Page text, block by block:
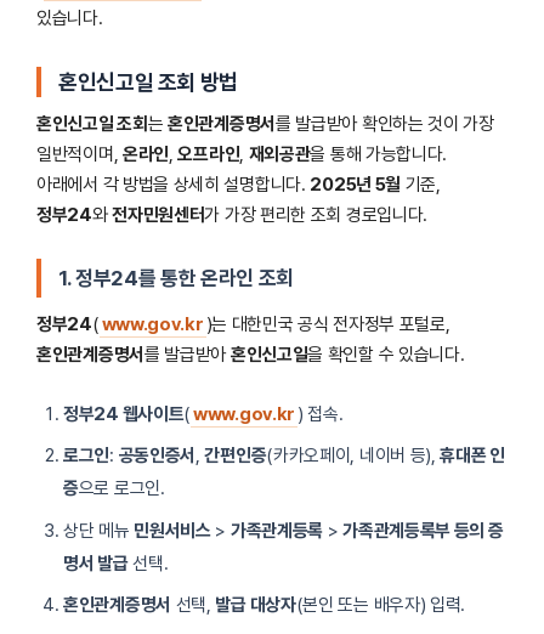
있습니다.
혼인신고일 조회 방법
혼인신고일 조회는혼인관계증명서를 발급받아 확인하는 것이 가장
일반적이며, 온라인,오프라인, 재외공관을 통해 가능합니다.
아래에서 각 방법을 상세히 설명합니다. 2025년 5월 기준,
정부24와전자민원센터가 가장 편리한 조회 경로입니다.
1. 정부24를 통한 온라인 조회
정부24(www.gov.kr )는 대한민국 공식 전자정부 포털로,
혼인관계증명서를 발급받아혼인신고일을 확인할 수 있습니다.
정부24 웹사이트(www.gov.kr ) 접속.
로그인: 공동인증서 ,간편인증(카카오페이, 네이버 등),휴대폰 인
증으로 로그인.
상단 메뉴 민원서비스> 가족관계등록 >가족관계등록부 등의 증
명서 발급선택.
혼인관계증명서 선택, 발급 대상자(본인 또는 배우자) 입력.